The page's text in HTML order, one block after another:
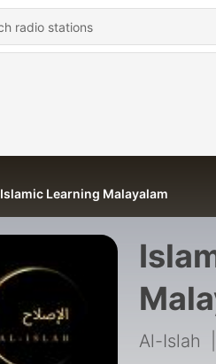
Islamic Learning Malayalam
Al-Islah